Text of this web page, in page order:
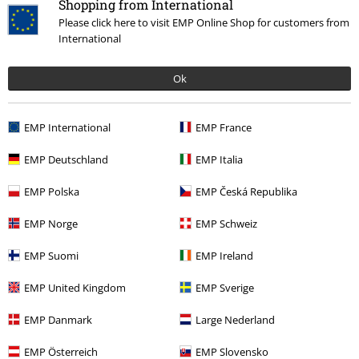
Shopping from International
Please click here to visit EMP Online Shop for customers from
International
Ok
EMP International EMP France
EMP Deutschland EMP Italia
EMP Polska EMP Česká Republika
EMP Norge EMP Schweiz
EMP Suomi EMP Ireland
EMP United Kingdom EMP Sverige
EMP Danmark Large Nederland
EMP Österreich EMP Slovensko
Media
Newsletter
Zapisz się teraz i zyskaj Voucher 15%Zobacz